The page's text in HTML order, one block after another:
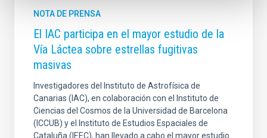
NOTA DE PRENSA
El IAC participa en el mayor estudio de la
Vía Láctea sobre estrellas fugitivas
masivas
Investigadores del Instituto de Astrofísica de
Canarias (IAC), en colaboración con el Instituto de
Ciencias del Cosmos de la Universidad de Barcelona
(ICCUB) y el Instituto de Estudios Espaciales de
Cataluña (IEEC), han llevado a cabo el mayor estudio